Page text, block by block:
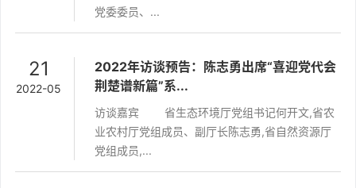
党委委员、...
2022年访谈预告：陈志勇出席“喜迎党代会
荆楚谱新篇”系...
访谈嘉宾 省生态环境厅党组书记何开文,省农
业农村厅党组成员、副厅长陈志勇,省自然资源厅
党组成员,...
21
2022-05